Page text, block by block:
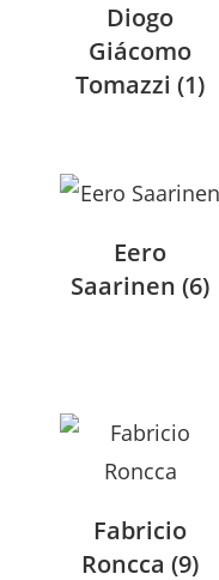
Diogo
Giácomo
Tomazzi (1)
Eero
Saarinen (6)
Fabricio
Roncca (9)